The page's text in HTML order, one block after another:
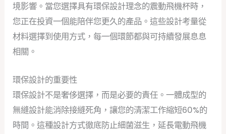
境影響。當您選擇具有環保設計理念的震動飛機杯時，
您正在投資一個能陪伴您更久的產品。這些設計考量從
材料選擇到使用方式，每一個環節都與可持續發展息息
相關。
環保設計的重要性
環保設計不是奢侈選擇，而是必要的責任。一體成型的
無縫設計能消除接縫死角，讓您的清潔工作縮短60%的
時間。這種設計方式徹底防止細菌滋生，延長電動飛機